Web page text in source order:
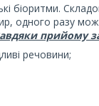
біоритми.
одного разу
прийому
речовини;